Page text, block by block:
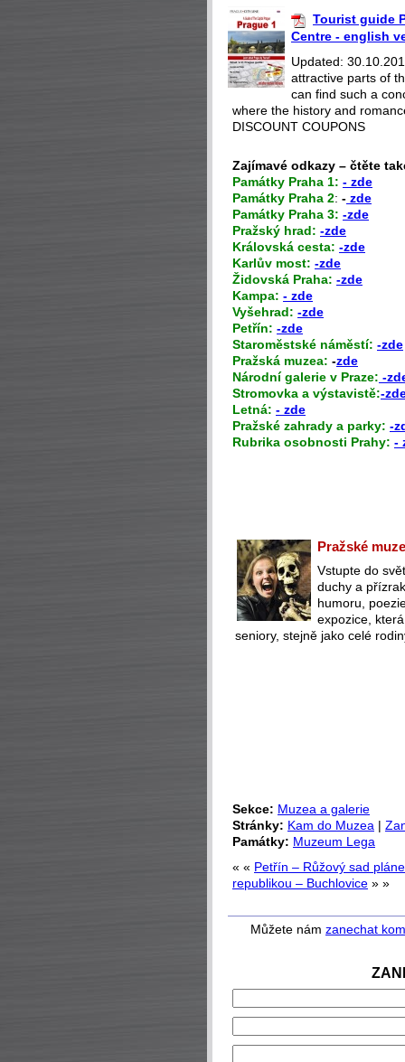
Tourist guide
Centre - english
Updated:
attractive parts of
can find such a
where the history and
DISCOUNT COUPONS
Zajímavé odkazy – čtěte
Památky Praha 1: - zde
Památky Praha 2: - zde
Památky Praha 3: -zde
Pražský hrad: -zde
Královská cesta: -zde
Karlův most: -zde
Židovská Praha: -zde
Kampa: - zde
Vyšehrad: -zde
Petřín: -zde
Staroměstské náměstí: -zde
Pražská muzea: -zde
Národní galerie v Praze: -
Stromovka a výstavistě:-
Letná: - zde
Pražské zahrady a parky: -
Rubrika osobnosti Prahy: -
Pražské
Vstupte do
duchy a
humoru,
expozice,
seniory, stejně jako celé
Sekce: Muzea a galerie
Stránky: Kam do Muzea |
Památky: Muzeum Lega
« « Petřín – Růžový sad
republikou – Buchlovice » »
Můžete nám zanechat